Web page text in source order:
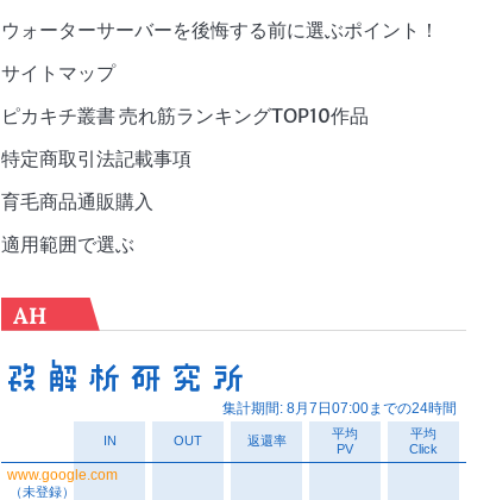
ウォーターサーバーを後悔する前に選ぶポイント！
サイトマップ
ピカキチ叢書 売れ筋ランキングTOP10作品
特定商取引法記載事項
育毛商品通販購入
適用範囲で選ぶ
AH